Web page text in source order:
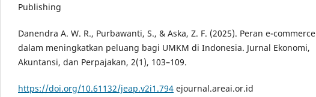
Publishing
Danendra A. W. R., Purbawanti, S., & Aska, Z. F. (2025). Peran e-commerce
dalam meningkatkan peluang bagi UMKM di Indonesia. Jurnal Ekonomi,
Akuntansi, dan Perpajakan, 2(1), 103–109.
https://doi.org/10.61132/jeap.v2i1.794 ejournal.areai.or.id